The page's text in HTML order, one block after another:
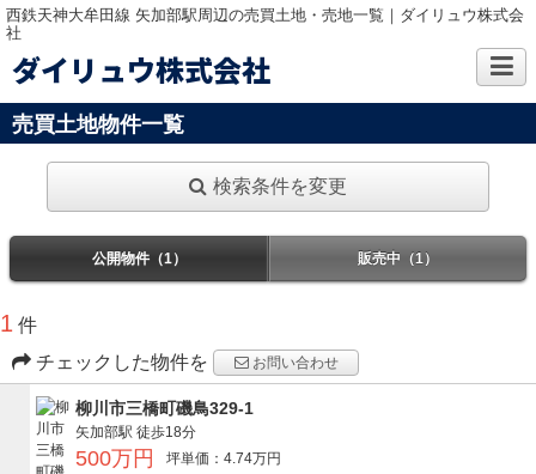
西鉄天神大牟田線 矢加部駅周辺の売買土地・売地一覧｜ダイリュウ株式会
社
ダイリュウ株式会社
売買土地物件一覧
検索条件を変更
公開物件（1） 販売中（1）
1 件
チェックした物件を
お問い合わせ
柳川市三橋町磯鳥329-1
矢加部駅 徒歩18分
500万円
坪単価：4.74万円